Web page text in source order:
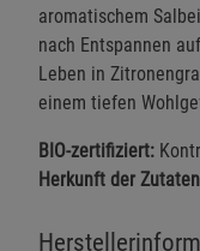
aromatischem
nach Entspannen
Leben in
einem tiefen
BIO-zertifiziert:
Herkunft der